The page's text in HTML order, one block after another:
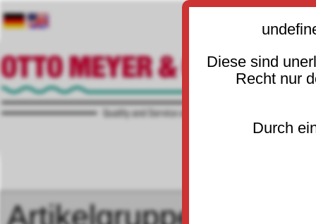
Diese sind
Recht nur
Durch